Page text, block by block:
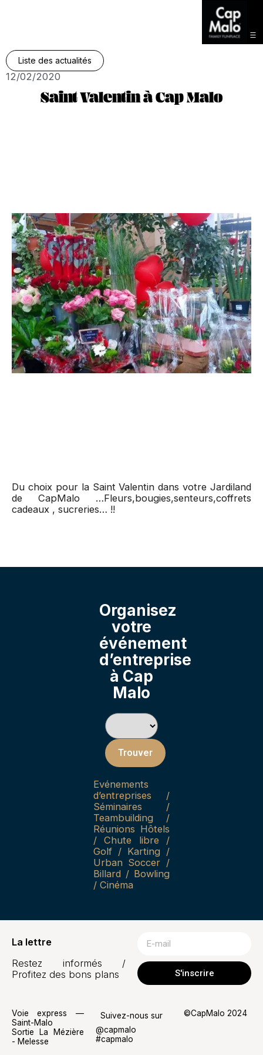
Liste des actualités
12/02/2020
Saint Valentin à Cap Malo
Du choix pour la Saint Valentin dans votre Jardiland
de CapMalo …Fleurs,bougies,senteurs,coffrets
cadeaux , sucreries… !!
Organisez
votre
événement
d’entreprise
à Cap
Malo
Trouver
Evénements
d’entreprises /
Séminaires /
Teambuilding /
Réunions Hôtels
/ Chute libre /
Golf / Karting /
Urban Soccer /
Billard / Bowling
/ Cinéma
La lettre
Restez informés /
Profitez des bons plans
S'inscrire
Voie express —
Saint-Malo
Sortie La Mézière
- Melesse
Suivez-nous sur
@capmalo
#capmalo
©CapMalo 2024